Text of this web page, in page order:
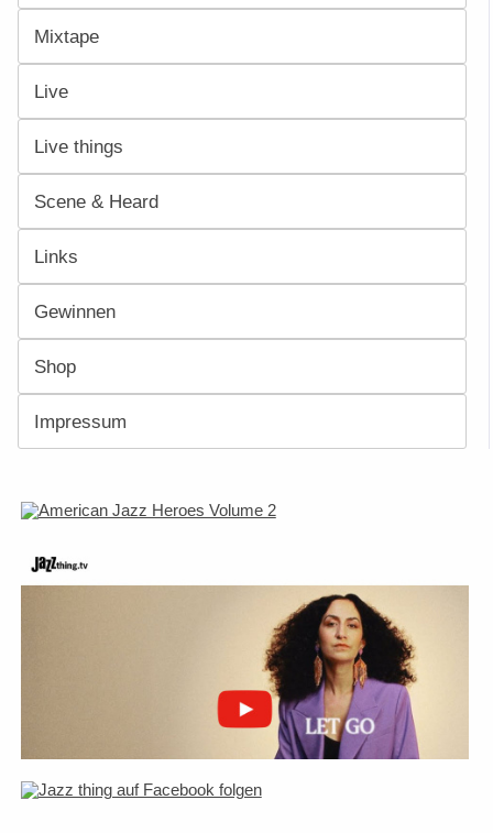
Mixtape
Live
Live things
Scene & Heard
Links
Gewinnen
Shop
Impressum